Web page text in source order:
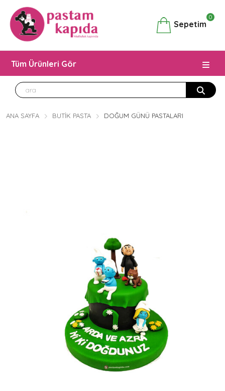
Sepetim
0
Tüm Ürünleri Gör
ANA SAYFA BUTIK PASTA DOĞUM GÜNÜ PASTALARI